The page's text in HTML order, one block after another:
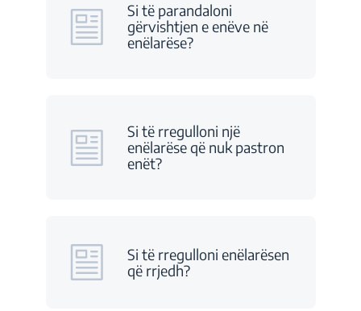
Si të parandaloni
gërvishtjen e enëve në
enëlarëse?
Si të rregulloni një
enëlarëse që nuk pastron
enët?
Si të rregulloni enëlarësen
që rrjedh?